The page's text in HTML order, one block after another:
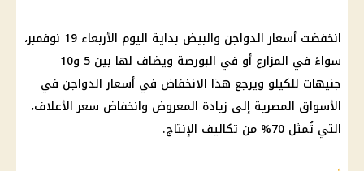
انخفضت أسعار الدواجن والبيض بداية اليوم الأربعاء 19 نوفمبر،
سواءً في المزارع أو في البورصة ويضاف لها بين 5 و10
جنيهات للكيلو ويرجع هذا الانخفاض في أسعار الدواجن في
الأسواق المصرية إلى زيادة المعروض وانخفاض سعر الأعلاف،
التي تُمثل 70% من تكاليف الإنتاج.